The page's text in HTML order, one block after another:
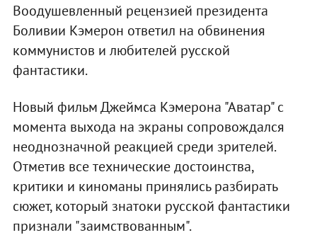
Воодушевленный рецензией президента
Боливии Кэмерон ответил на обвинения
коммунистов и любителей русской
фантастики.
Новый фильм Джеймса Кэмерона "Аватар" с
момента выхода на экраны сопровождался
неоднозначной реакцией среди зрителей.
Отметив все технические достоинства,
критики и киноманы принялись разбирать
сюжет, который знатоки русской фантастики
признали "заимствованным".